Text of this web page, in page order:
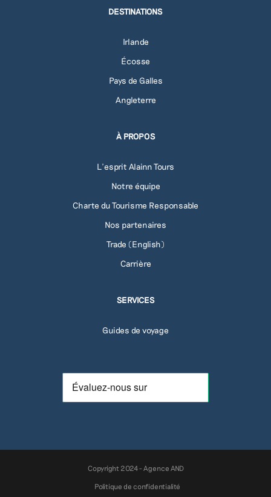
DESTINATIONS
Irlande
Écosse
Pays de Galles
Angleterre
À PROPOS
L'esprit Alainn Tours
Notre équipe
Charte du Tourisme Responsable
Nos partenaires
Trade (English)
Carrière
SERVICES
Guides de voyage
Copyright 2024 - Agence AND
Politique de confidentialité